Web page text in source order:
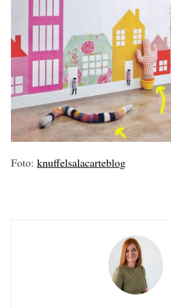
Foto: knuffelsalacarteblog